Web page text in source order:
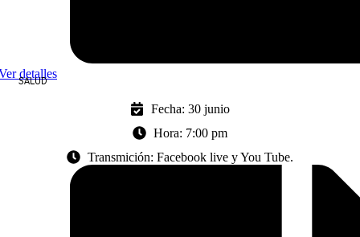
detalles
SALUD
Fecha: 30 junio
Hora: 7:00 pm
Transmición: Facebook live y You Tube.